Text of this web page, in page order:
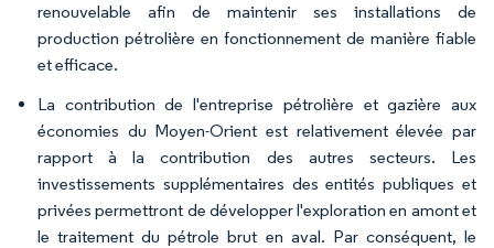
renouvelable afin de maintenir ses installations de
production pétrolière en fonctionnement de manière fiable
et efficace.
La contribution de l'entreprise pétrolière et gazière aux
économies du Moyen-Orient est relativement élevée par
rapport à la contribution des autres secteurs. Les
investissements supplémentaires des entités publiques et
privées permettront de développer l'exploration en amont et
le traitement du pétrole brut en aval. Par conséquent, le